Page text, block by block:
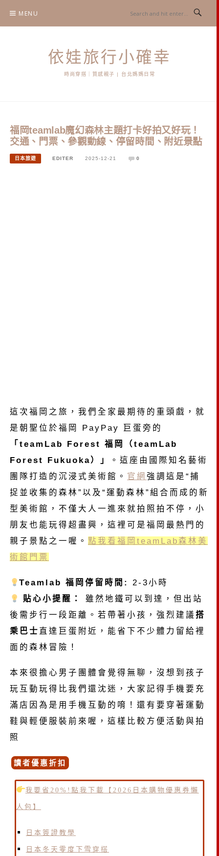
content
MENU
依娃旅行小確幸
時尚穿搭｜質感親子 | 台北媽媽日常
福岡teamlab魔幻森林主題打卡好拍又好玩！
交通、門票、參觀動線、停留時間、附近景點
日本旅遊 EDITER 2025-12-21 0
這次福岡之旅， 我們全家最期待的重頭戲， 就
是朝聖位於福岡 PayPay 巨蛋旁的
「teamLab Forest 福岡（teamLab
Forest Fukuoka）」
。 這座由國際知名藝術
團隊打造的沉浸式美術館。 官網 強調這是“捕
捉並收集的森林”以及“運動森林”組合而成的新
型美術館，不僅大人一進來就拍照拍不停，小
朋友也能玩得超盡興，這裡可是福岡最熱門的
親子景點之一喔。 點我看福岡teamLab森林美
術館門票
Teamlab 福岡停留時間: 2-3小時
貼心小提醒：
雖然地鐵可以到達，但出站
後需步行一段距離。若帶著小孩，強烈建議 搭
乘巴士 直達巨蛋附近，能省下不少體力留給裡
面的森林冒險！
本來很擔心男子團體會覺得無聊，沒想到孩子
玩互動玩得比我們還沈迷，大家記得手機要充
滿店因為是用手機互動的唷！還有要穿著運動
鞋與輕便服裝前來喔，這樣比較方便活動與拍
照
讀者優惠折扣
我要省20%!點我下載【2026日本購物優惠券懶
人包】
日本簽證教學
日本冬天零度下雪穿搭